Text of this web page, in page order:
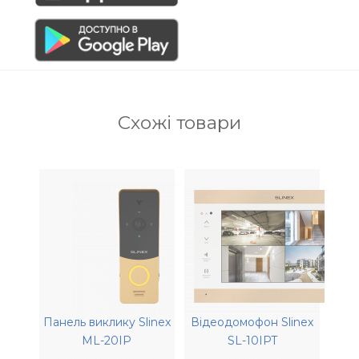
виклик панелі буде надходити на усі
пристрої одночасно, включаючи сам
домофон. Той, хто приймає виклик першим,
ви можете обійтися зовсім без
панелі виклику та отримувати виклики на
телефон з неї. Якщо панель виклику
обладнана камерою, то ви зможете бачити
зображення відвідувача у режимі реального
часу на екрані свого смартфона, а також
зберегти окремі знімки або цілий відеозапис
Схожі товари
Панель виклику Slinex
ML-20IP
Відеодомофон Slinex
SL-10IPT